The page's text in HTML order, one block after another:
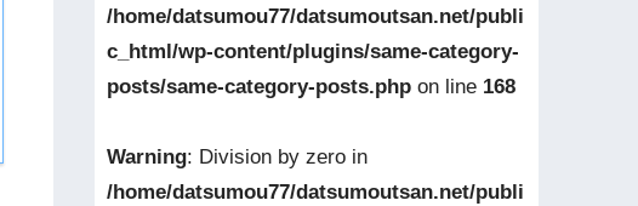
/home/datsumou77/datsumoutsan.net/publi
c_html/wp-content/plugins/same-category-
posts/same-category-posts.php on line 168
Warning: Division by zero in
/home/datsumou77/datsumoutsan.net/publi